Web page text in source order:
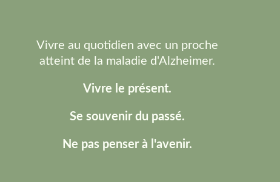
Vivre au quotidien avec un proche
atteint de la maladie d'Alzheimer.
Vivre le présent.
Se souvenir du passé.
Ne pas penser à l'avenir.